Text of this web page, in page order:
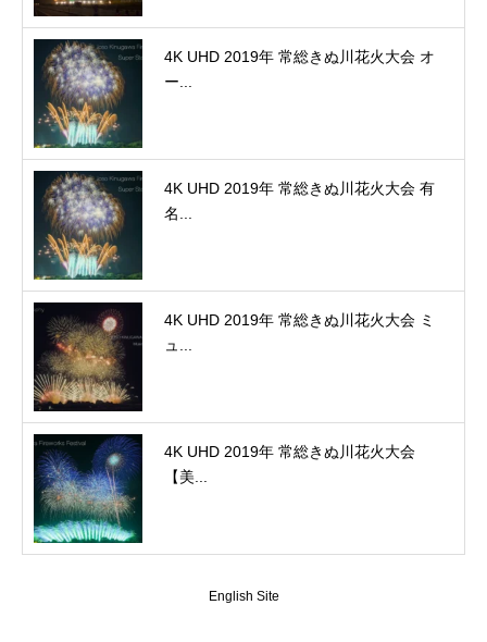
4K UHD 2019年 常総きぬ川花火大会 オ
ー...
4K UHD 2019年 常総きぬ川花火大会 有
名...
4K UHD 2019年 常総きぬ川花火大会 ミ
ュ...
4K UHD 2019年 常総きぬ川花火大会
【美...
English Site